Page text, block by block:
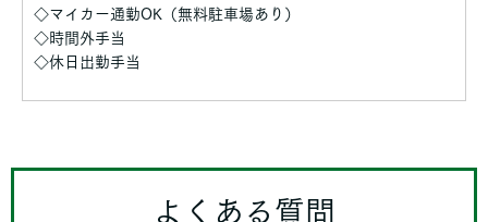
◇マイカー通勤OK（無料駐車場あり）
◇時間外手当
◇休日出勤手当
よくある質問